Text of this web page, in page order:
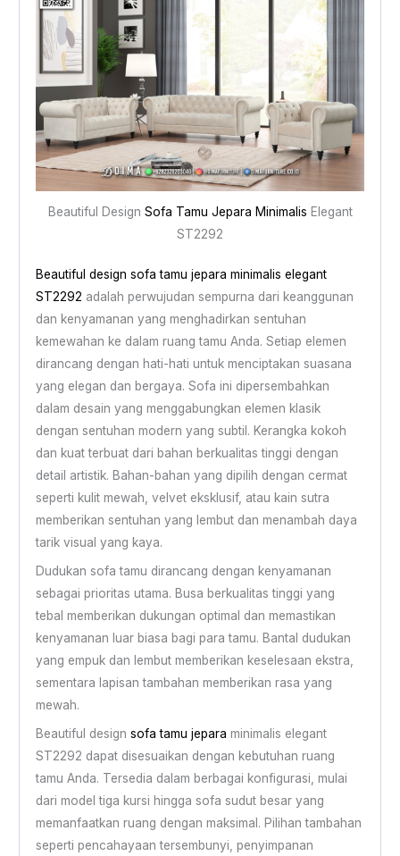
Beautiful Design Sofa Tamu Jepara Minimalis Elegant
ST2292
Beautiful design sofa tamu jepara minimalis elegant
ST2292 adalah perwujudan sempurna dari keanggunan
dan kenyamanan yang menghadirkan sentuhan
kemewahan ke dalam ruang tamu Anda. Setiap elemen
dirancang dengan hati-hati untuk menciptakan suasana
yang elegan dan bergaya. Sofa ini dipersembahkan
dalam desain yang menggabungkan elemen klasik
dengan sentuhan modern yang subtil. Kerangka kokoh
dan kuat terbuat dari bahan berkualitas tinggi dengan
detail artistik. Bahan-bahan yang dipilih dengan cermat
seperti kulit mewah, velvet eksklusif, atau kain sutra
memberikan sentuhan yang lembut dan menambah daya
tarik visual yang kaya.
Dudukan sofa tamu dirancang dengan kenyamanan
sebagai prioritas utama. Busa berkualitas tinggi yang
tebal memberikan dukungan optimal dan memastikan
kenyamanan luar biasa bagi para tamu. Bantal dudukan
yang empuk dan lembut memberikan keselesaan ekstra,
sementara lapisan tambahan memberikan rasa yang
mewah.
Beautiful design sofa tamu jepara minimalis elegant
ST2292 dapat disesuaikan dengan kebutuhan ruang
tamu Anda. Tersedia dalam berbagai konfigurasi, mulai
dari model tiga kursi hingga sofa sudut besar yang
memanfaatkan ruang dengan maksimal. Pilihan tambahan
seperti pencahayaan tersembunyi, penyimpanan